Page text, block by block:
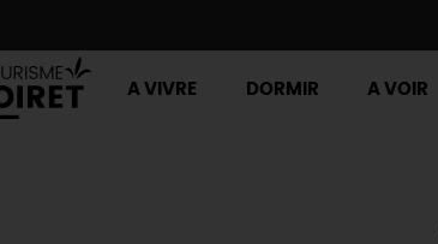
A VIVRE DORMIR A VOIR